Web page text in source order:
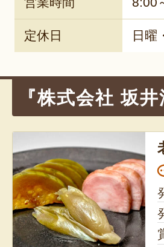
定休日 日曜
『株式会社 坂